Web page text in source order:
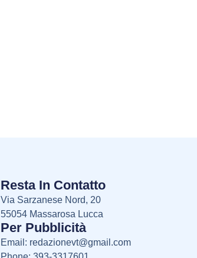
Resta In Contatto
Via Sarzanese Nord, 20
55054 Massarosa Lucca
Per Pubblicità
Email: redazionevt@gmail.com